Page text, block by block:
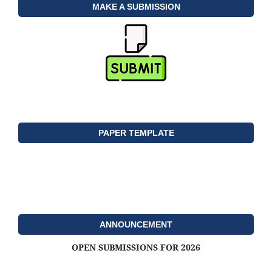
MAKE A SUBMISSION
PAPER TEMPLATE
ANNOUNCEMENT
OPEN SUBMISSIONS FOR 2026